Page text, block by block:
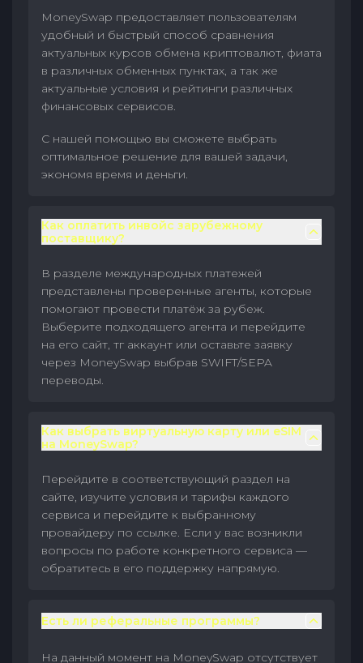
MoneySwap предоставляет пользователям
удобный и быстрый способ сравнения
актуальных курсов обмена криптовалют, фиата
в различных обменных пунктах, а так же
актуальные условия и рейтинги различных
финансовых сервисов.
С нашей помощью вы сможете выбрать
оптимальное решение для вашей задачи,
экономя время и деньги.
Как оплатить инвойс зарубежному
поставщику?
В разделе международных платежей
представлены проверенные агенты, которые
помогают провести платёж за рубеж.
Выберите подходящего агента и перейдите
на его сайт, тг аккаунт или оставьте заявку
через MoneySwap выбрав SWIFT/SEPA
переводы.
Как выбрать виртуальную карту или eSIM
на MoneySwap?
Перейдите в соответствующий раздел на
сайте, изучите условия и тарифы каждого
сервиса и перейдите к выбранному
провайдеру по ссылке. Если у вас возникли
вопросы по работе конкретного сервиса —
обратитесь в его поддержку напрямую.
Есть ли реферальные программы?
На данный момент на MoneySwap отсутствует